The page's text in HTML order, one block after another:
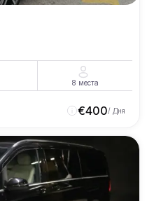
8 места
€400/ Дня